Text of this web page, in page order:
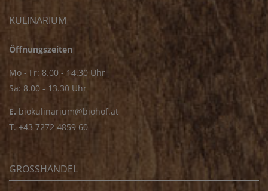
KULINARIUM
Öffnungszeiten
Mo - Fr: 8.00 - 14.30 Uhr
Sa: 8.00 - 13.30 Uhr
E. biokulinarium@biohof.at
T. +43 7272 4859 60
GROSSHANDEL